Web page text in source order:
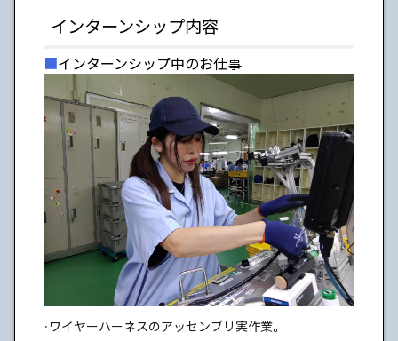
インターンシップ内容
インターンシップ中のお仕事
・ワイヤーハーネスのアッセンブリ実作業。